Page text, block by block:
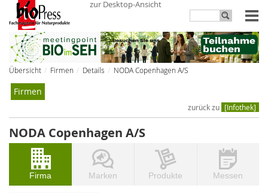
zur Desktop-Ansicht
Übersicht Firmen Details NODA Copenhagen A/S
Firmen
zurück zu [Infothek]
NODA Copenhagen A/S
Firma Marken Produkte Messen